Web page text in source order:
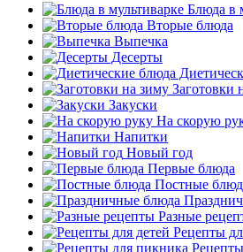
Блюда в
Вторые блюда
Выпечка
Десерты
Заготовки
Закуски
На скорую
Напитки
Новый год
Первые блюда
Постные
Разные
Рецепты